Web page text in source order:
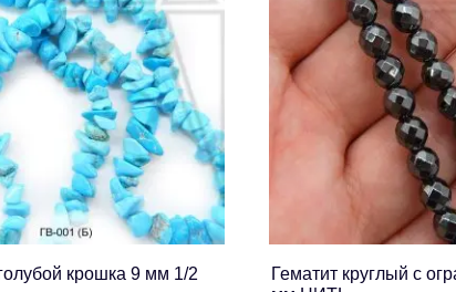
крошка 9 мм 1/2
Гематит круглый с